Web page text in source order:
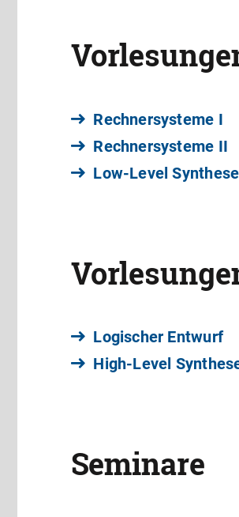
Rechnersysteme I
Rechnersysteme II
Low-Level Synthese
Logischer Entwurf
High-Level
Seminare